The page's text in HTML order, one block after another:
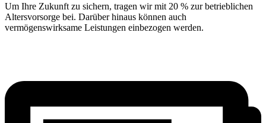
Um Ihre Zukunft zu sichern, tragen wir mit 20 % zur betrieblichen
Altersvorsorge bei. Darüber hinaus können auch
vermögenswirksame Leistungen einbezogen werden.